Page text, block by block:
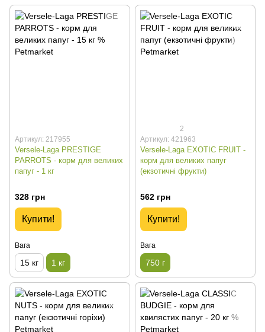
Артикул: 217955
Versele-Laga PRESTIGE
PARROTS - корм для великих
папуг - 1 кг
328 грн
Купити!
Вага
15 кг 1 кг
2
Артикул: 421963
Versele-Laga EXOTIC FRUIT -
корм для великих папуг
(екзотичні фрукти)
562 грн
Купити!
Вага
750 г